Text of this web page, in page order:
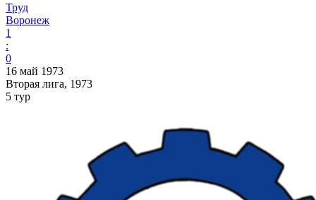
Труд
Воронеж
1
:
0
16 май 1973
Вторая лига, 1973
5 тур